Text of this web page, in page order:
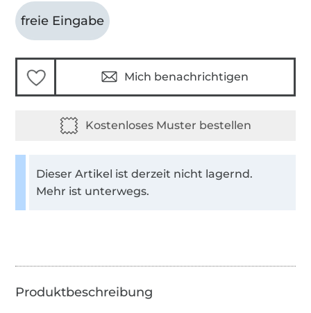
freie Eingabe
Mich benachrichtigen
Dieser Artikel ist derzeit nicht lagernd.
Mehr ist unterwegs.